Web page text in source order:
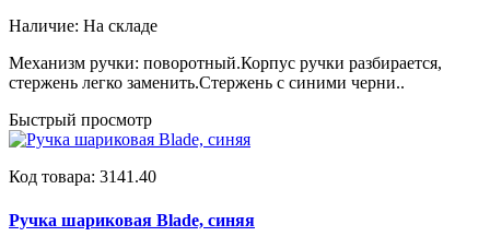
Наличие: На складе
Механизм ручки: поворотный.Корпус ручки разбирается,
стержень легко заменить.Стержень с синими черни..
Быстрый просмотр
Код товара: 3141.40
Ручка шариковая Blade, синяя